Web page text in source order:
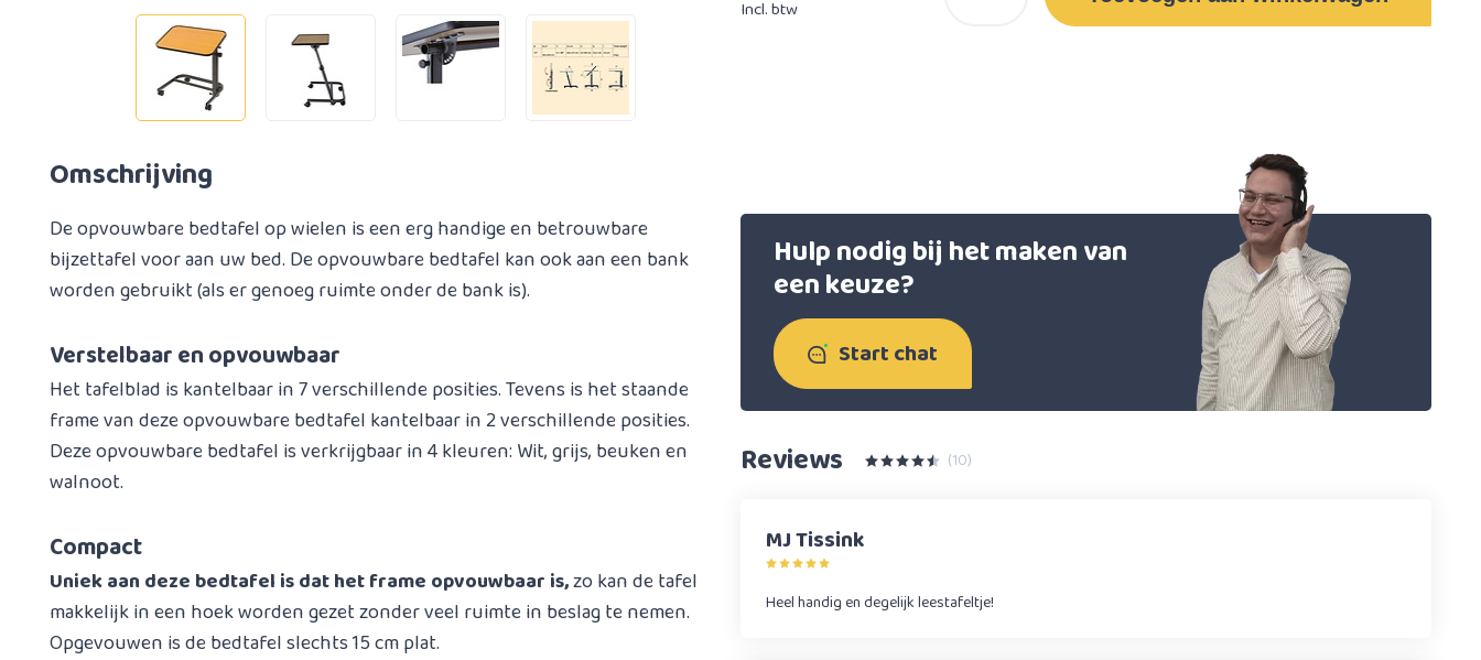
Incl. btw
Omschrijving
De opvouwbare bedtafel op wielen is een erg handige en betrouwbare
bijzettafel voor aan uw bed. De opvouwbare bedtafel kan ook aan een bank
worden gebruikt (als er genoeg ruimte onder de bank is).
Verstelbaar en opvouwbaar
Het tafelblad is kantelbaar in 7 verschillende posities. Tevens is het staande
frame van deze opvouwbare bedtafel kantelbaar in 2 verschillende posities.
Deze opvouwbare bedtafel is verkrijgbaar in 4 kleuren: Wit, grijs, beuken en
walnoot.
Compact
Uniek aan deze bedtafel is dat het frame opvouwbaar is,zo kan de tafel
makkelijk in een hoek worden gezet zonder veel ruimte in beslag te nemen.
Opgevouwen is de bedtafel slechts 15 cm plat.
Hulp nodig bij het maken van
een keuze?
Start chat
Reviews (10)
MJ Tissink
Heel handig en degelijk leestafeltje!